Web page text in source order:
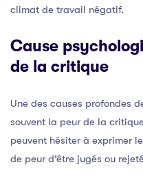
climat de travail négatif.
Cause
de la critique
Une des causes profondes
souvent la peur de la
peuvent hésiter à exprimer
de peur d’être jugés ou